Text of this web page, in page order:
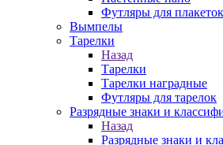
Футляры для плакеток
Вымпелы
Тарелки
Назад
Тарелки
Тарелки наградные
Футляры для тарелок
Разрядные знаки и
Назад
Разрядные знаки и